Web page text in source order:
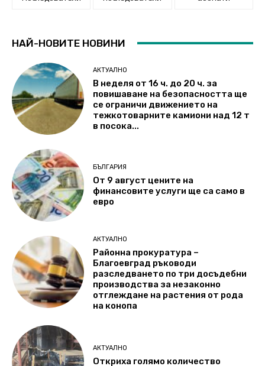
НАЙ-НОВИТЕ НОВИНИ
АКТУАЛНО
В неделя от 16 ч. до 20 ч. за
повишаване на безопасността ще
се ограничи движението на
тежкотоварните камиони над 12 т
в посока...
БЪЛГАРИЯ
От 9 август цените на
финансовите услуги ще са само в
евро
АКТУАЛНО
Районна прокуратура –
Благоевград ръководи
разследването по три досъдебни
производства за незаконно
отглеждане на растения от рода
на конопа
АКТУАЛНО
Откриха голямо количество